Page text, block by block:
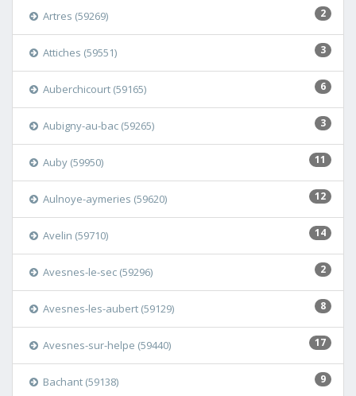
2
Artres (59269)
3
Attiches (59551)
6
Auberchicourt (59165)
3
Aubigny-au-bac (59265)
11
Auby (59950)
12
Aulnoye-aymeries (59620)
14
Avelin (59710)
2
Avesnes-le-sec (59296)
8
Avesnes-les-aubert (59129)
17
Avesnes-sur-helpe (59440)
9
Bachant (59138)